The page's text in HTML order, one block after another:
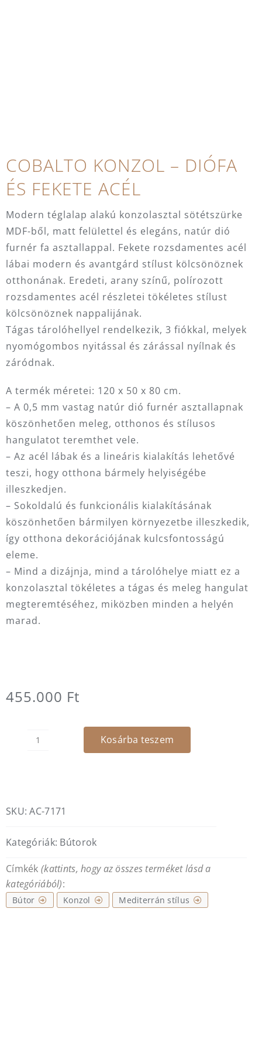
COBALTO KONZOL – DIÓFA
ÉS FEKETE ACÉL
Modern téglalap alakú konzolasztal sötétszürke
MDF-ből, matt felülettel és elegáns, natúr dió
furnér fa asztallappal. Fekete rozsdamentes acél
lábai modern és avantgárd stílust kölcsönöznek
otthonának. Eredeti, arany színű, polírozott
rozsdamentes acél részletei tökéletes stílust
kölcsönöznek nappalijának.
Tágas tárolóhellyel rendelkezik, 3 fiókkal, melyek
nyomógombos nyitással és zárással nyílnak és
záródnak.
A termék méretei: 120 x 50 x 80 cm.
– A 0,5 mm vastag natúr dió furnér asztallapnak
köszönhetően meleg, otthonos és stílusos
hangulatot teremthet vele.
– Az acél lábak és a lineáris kialakítás lehetővé
teszi, hogy otthona bármely helyiségébe
illeszkedjen.
– Sokoldalú és funkcionális kialakításának
köszönhetően bármilyen környezetbe illeszkedik,
így otthona dekorációjának kulcsfontosságú
eleme.
– Mind a dizájnja, mind a tárolóhelye miatt ez a
konzolasztal tökéletes a tágas és meleg hangulat
megteremtéséhez, miközben minden a helyén
marad.
455.000 Ft
Cobalto
és
acél
Kosárba teszem
SKU:AC-7171
Kategóriák: Bútorok
Címkék (kattints, hogy az összes terméket lásd a
kategóriából):
Bútor Konzol Mediterrán stílus